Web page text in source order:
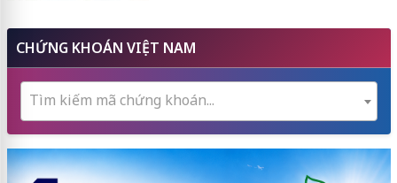
CHỨNG KHOÁN VIỆT NAM
Tìm kiếm mã chứng khoán...